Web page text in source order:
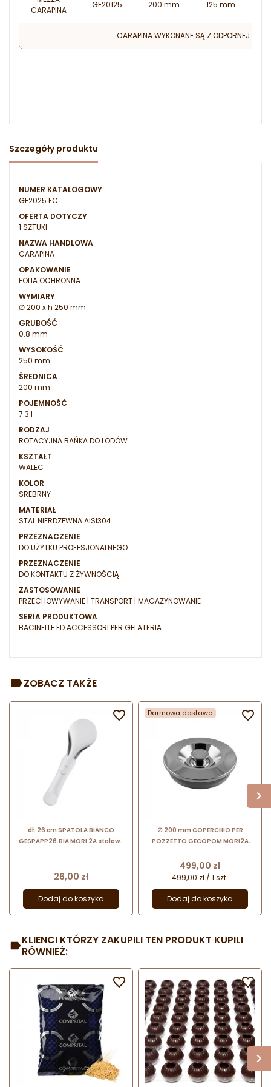
CARAPINA
GE20125 200 mm 125 mm
CARAPINA WYKONANE SĄ Z ODPORNEJ
Szczegóły produktu
NUMER KATALOGOWY
GE2025.EC
OFERTA DOTYCZY
1 SZTUKI
NAZWA HANDLOWA
CARAPINA
OPAKOWANIE
FOLIA OCHRONNA
WYMIARY
∅ 200 x h 250 mm
GRUBOŚĆ
0.8 mm
WYSOKOŚĆ
250 mm
ŚREDNICA
200 mm
POJEMNOŚĆ
7.3 l
RODZAJ
ROTACYJNA BAŃKA DO LODÓW
KSZTAŁT
WALEC
KOLOR
SREBRNY
MATERIAŁ
STAL NIERDZEWNA AISI304
PRZEZNACZENIE
DO UŻYTKU PROFESJONALNEGO
PRZEZNACZENIE
DO KONTAKTU Z ŻYWNOŚCIĄ
ZASTOSOWANIE
PRZECHOWYWANIE | TRANSPORT | MAGAZYNOWANIE
SERIA PRODUKTOWA
BACINELLE ED ACCESSORI PER GELATERIA
ZOBACZ TAKŻE
dł. 26 cm SPATOLA BIANCO
GESPAPP26.BIA MORI 2A stalowa
Cena
26,00 zł
Dodaj do koszyka
 Darmowa dostawa
∅ 200 mm COPERCHIO PER
POZZETTO GECOPOM MORI2A
pojemników
Cena
499,00 zł
499,00 zł / 1 szt.
Dodaj do koszyka

KLIENCI KTÓRZY ZAKUPILI TEN PRODUKT KUPILI
RÓWNIEŻ:
 